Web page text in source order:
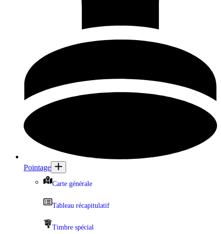
Pointage
Carte générale
Tableau récapitulatif
Timbre spécial